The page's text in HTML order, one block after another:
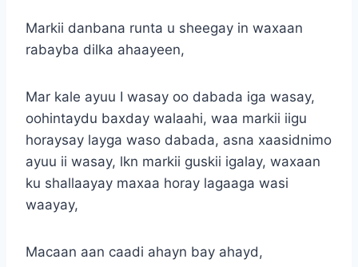
Markii danbana runta u sheegay in waxaan
rabayba dilka ahaayeen,
Mar kale ayuu I wasay oo dabada iga wasay,
oohintaydu baxday walaahi, waa markii iigu
horaysay layga waso dabada, asna xaasidnimo
ayuu ii wasay, lkn markii guskii igalay, waxaan
ku shallaayay maxaa horay lagaaga wasi
waayay,
Macaan aan caadi ahayn bay ahayd,